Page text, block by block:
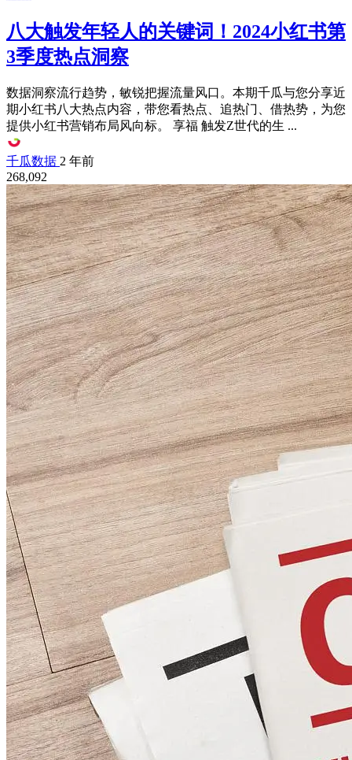
八大触发年轻人的关键词！2024小红书第
3季度热点洞察
数据洞察流行趋势，敏锐把握流量风口。本期千瓜与您分享近
期小红书八大热点内容，带您看热点、追热门、借热势，为您
提供小红书营销布局风向标。 享福 触发Z世代的生 ...
千瓜数据 2 年前
268,092